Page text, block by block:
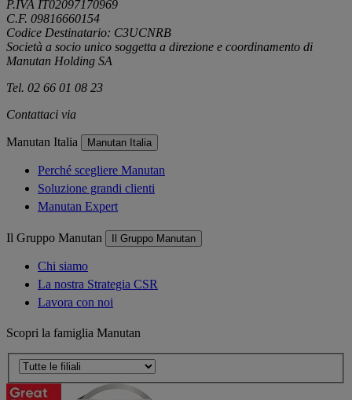
P.IVA IT02097170969
C.F. 09816660154
Codice Destinatario: C3UCNRB
Società a socio unico soggetta a direzione e coordinamento di
Manutan Holding SA
Tel. 02 66 01 08 23
Contattaci via
Manutan Italia Manutan Italia
Perché scegliere Manutan
Soluzione grandi clienti
Manutan Expert
Il Gruppo Manutan Il Gruppo Manutan
Chi siamo
La nostra Strategia CSR
Lavora con noi
Scopri la famiglia Manutan